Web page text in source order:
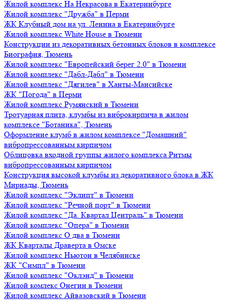
Жилой комплекс На Некрасова в Екатеринбурге
Жилой комплекс "Дружба" в Перми
ЖК Клубный дом на ул. Ленина в Екатеринбурге
Жилой комплекс White House в Тюмени
Конструкции из декоративных бетонных блоков в комплексе
Биография, Тюмень
Жилой комплекс "Европейский берег 2.0" в Тюмени
Жилой комплекс "Дабл-Дабл" в Тюмени
Жилой комплекс "Дягилев" в Ханты-Мансийске
ЖК "Погода" в Перми
Жилой комплекс Румянский в Тюмени
Тротуарная плита, клумбы из виброкирпича в жилом
комплексе "Ботаника", Тюмень
Оформление клумб в жилом комплексе "Домашний"
вибропрессованным кирпичом
Облицовка входной группы жилого комплекса Ритмы
вибропрессованным кирпичом
Конструкция высокой клумбы из декоративного блока в ЖК
Мириады, Тюмень
Жилой комплекс "Эклипт" в Тюмени
Жилой комплекс "Речной порт" в Тюмени
Жилой комплекс "Да. Квартал Централь" в Тюмени
Жилой комплекс "Опера" в Тюмени
Жилой комплекс О два в Тюмени
ЖК Кварталы Драверта в Омске
Жилой комплекс Ньютон в Челябинске
ЖК "Симпл" в Тюмени
Жилой комплекс "Оклэнд" в Тюмени
Жилой комлекс Онегин в Тюмени
Жилой комплекс Айвазовский в Тюмени